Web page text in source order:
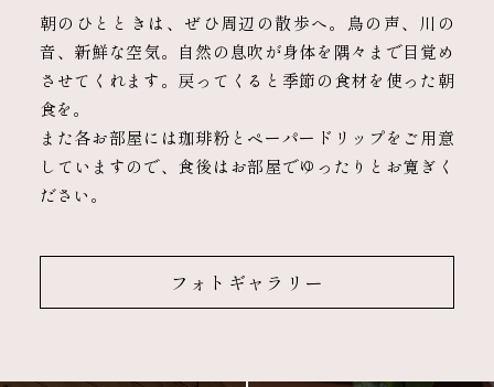
朝のひとときは、ぜひ周辺の散歩へ。鳥の声、川の
音、新鮮な空気。自然の息吹が身体を隅々まで目覚め
させてくれます。戻ってくると季節の食材を使った朝
食を。
また各お部屋には珈琲粉とペーパードリップをご用意
していますので、食後はお部屋でゆったりとお寛ぎく
ださい。
フォトギャラリー